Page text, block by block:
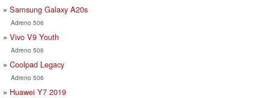
Samsung Galaxy A20s
Adreno 506
Vivo V9 Youth
Adreno 506
Coolpad Legacy
Adreno 506
Huawei Y7 2019